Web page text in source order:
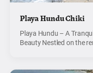
Playa Hundu Chiki
Playa Hundu – A
Beauty Nestled on the